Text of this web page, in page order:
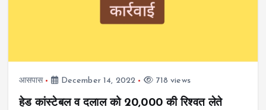
आसपास December 14, 2022 718 views
हेड कांस्टेबल व दलाल को 20,000 की रिश्वत लेते